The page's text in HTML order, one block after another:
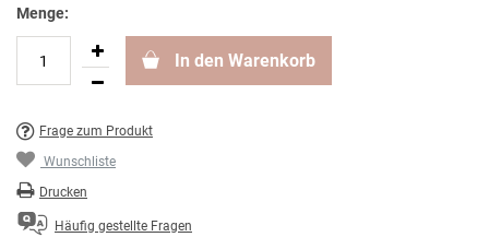
Menge:
In den Warenkorb
Frage zum Produkt
Wunschliste
Drucken
Häufig gestellte Fragen